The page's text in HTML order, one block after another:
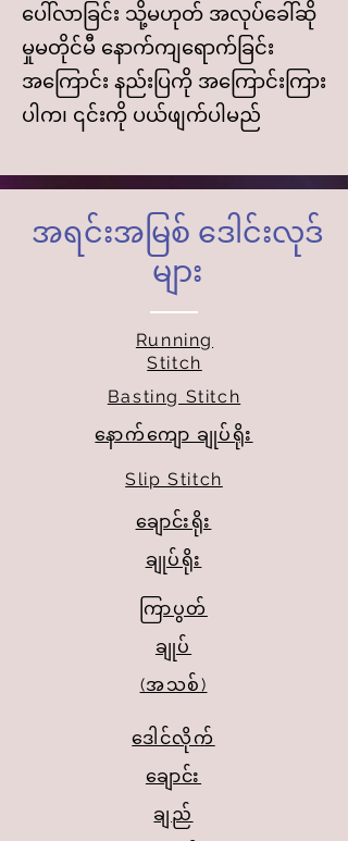
ပေါ်လာခြင်း သို့မဟုတ် အလုပ်ခေါ်ဆို
မှုမတိုင်မီ နောက်ကျရောက်ခြင်း
အကြောင်း နည်းပြကို အကြောင်းကြား
ပါက၊ ၎င်းကို ပယ်ဖျက်ပါမည်
အရင်းအမြစ် ဒေါင်းလုဒ်
များ
Running
Stitch
Basting Stitch
နောက်ကျော ချုပ်ရိုး
Slip Stitch
ချောင်းရိုး
ချုပ်ရိုး
ကြာပွတ်
ချုပ်
(အသစ်)
ဒေါင်လိုက်
ချောင်း
ချည်